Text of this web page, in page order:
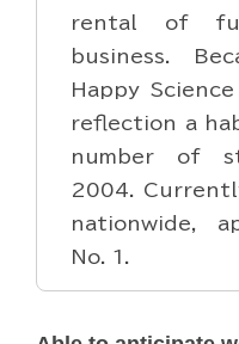
rental of
business.
Happy
reflection a
number of
2004.
nationwide,
No. 1.